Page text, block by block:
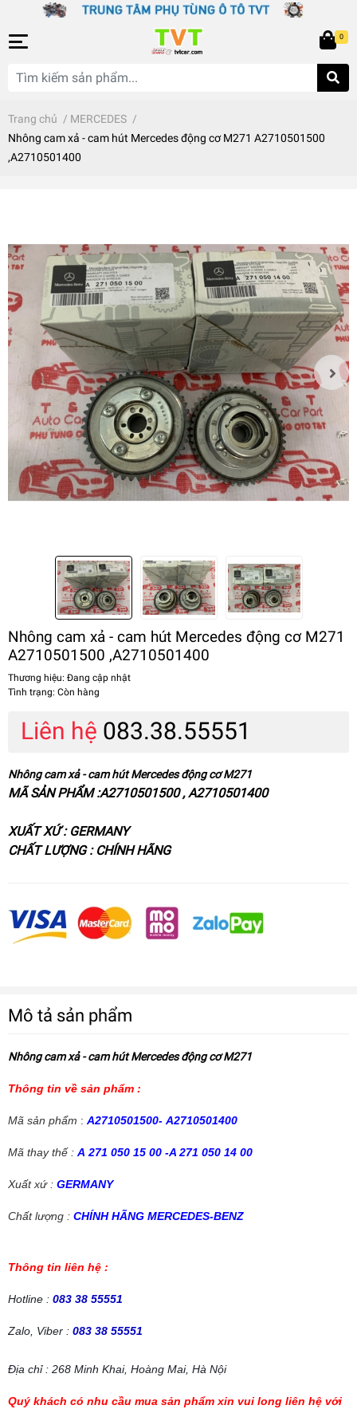
0
Trang chủ / MERCEDES /
Nhông cam xả - cam hút Mercedes động cơ M271 A2710501500
,A2710501400
Nhông cam xả - cam hút Mercedes động cơ M271
A2710501500 ,A2710501400
Thương hiệu: Đang cập nhật
Tình trạng: Còn hàng
Liên hệ 083.38.55551
Nhông cam xả - cam hút Mercedes động cơ M271
MÃ SẢN PHẨM :A2710501500 , A2710501400
XUẤT XỨ : GERMANY
CHẤT LƯỢNG : CHÍNH HÃNG
Mô tả sản phẩm
Nhông cam xả - cam hút Mercedes động cơ M271
Thông tin về sản phẩm :
Mã sản phẩm : A2710501500- A2710501400
Mã thay thế : A271 050 15 00 -A 271 050 14 00
Xuất xứ : GERMANY
Chất lượng : CHÍNH HÃNG MERCEDES-BENZ
Thông tin liên hệ :
Hotline : 083 38 55551
Zalo, Viber : 083 38 55551
Địa chỉ : 268 Minh Khai, Hoàng Mai, Hà Nội
Quý khách có nhu cầu mua sản phẩm xin vui long liên hệ với